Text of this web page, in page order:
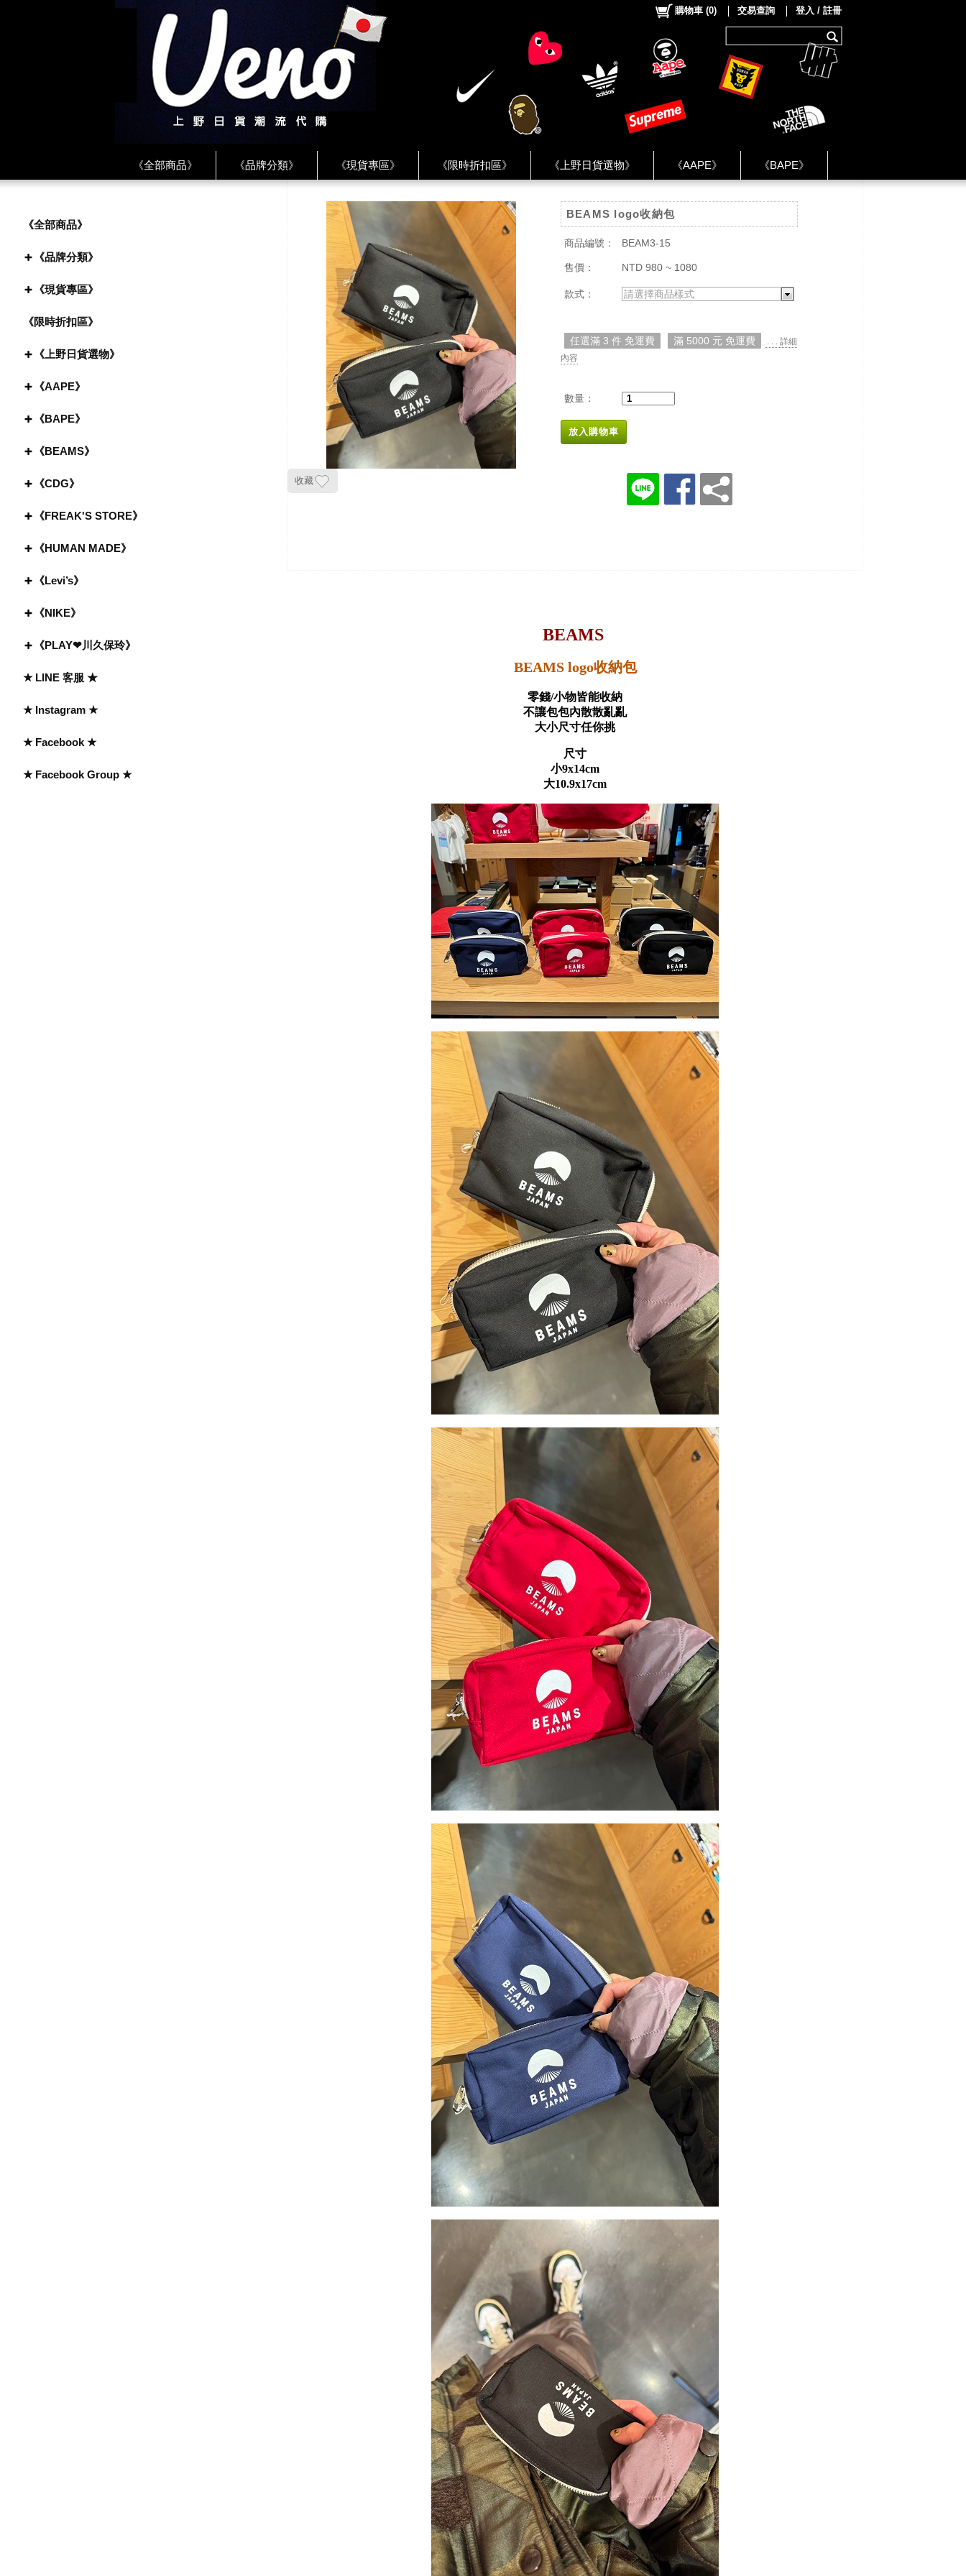
《全部商品》 《品牌分類》 《現貨專區》 《限時折扣區》 《上野日貨選物》 《AAPE》 《BAPE》
★ LINE 客服 ★ ★ Instagram ★ ★ Facebook ★ ★ Facebook Group ★
購物車 (0) 交易查詢 登入 / 註冊
《全部商品》
《品牌分類》
《現貨專區》
《限時折扣區》
《上野日貨選物》
《AAPE》
《BAPE》
《BEAMS》
《CDG》
《FREAK'S STORE》
《HUMAN MADE》
《Levi’s》
《NIKE》
《PLAY❤川久保玲》
★ LINE 客服 ★
★ Instagram ★
★ Facebook ★
★ Facebook Group ★
收藏
BEAMS logo收納包
商品編號： BEAM3-15
售價： NTD 980 ~ 1080
款式： 請選擇商品樣式
任選滿 3 件 免運費 滿 5000 元 免運費
. . . 詳細
內容
數量：
放入購物車